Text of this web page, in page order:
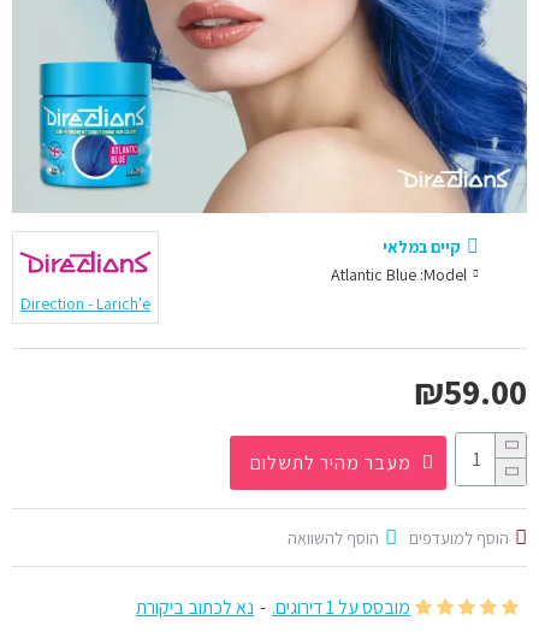
מובסס על 1 דירוגים. - נא לכתוב ביקורת
₪59.00
קיים במלאי
Model:
Atlantic Blue
Direction - Larich'e
מעבר מהיר לתשלום
הוסף למועדפים הוסף להשוואה